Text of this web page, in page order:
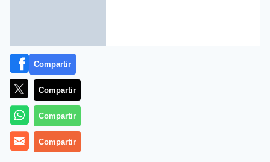
Más información
Compartir
Compartir
Compartir
Compartir